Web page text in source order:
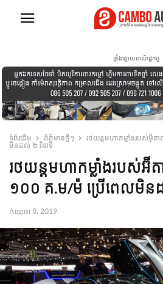
ផ្ទាំងផ្សាយពាណិជ្ជកម្ម
ទំព័រដើម ព័ត៍មានថ្មីៗ
រថយន្តមហាកម្លាំងរបស់អ៊ីត
មិនដល់ ២ វិនាទី
រថយន្តមហាកម្លាំងរបស់អ៊ី
១០០ គ.ម/ម៉ ប្រើពេលមិន
August 8, 2019